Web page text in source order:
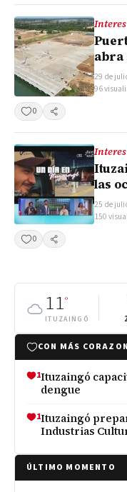
abra
29 de
96
0
Compartir
las
25 de
150
0
Compartir
11°
ITUZAINGÓ
CON MÁS
1Ituzaingó
dengue
1Ituzaingó
Industrias
ÚLTIMO MOMENTO